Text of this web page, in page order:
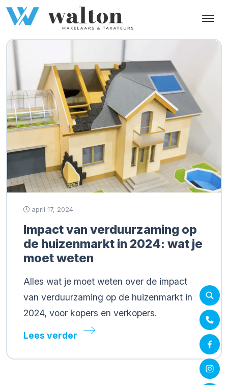
Tag: toekomstbestendige
huizen
april 17, 2024
Impact van verduurzaming op
de huizenmarkt in 2024: wat je
moet weten
Alles wat je moet weten over de impact
van verduurzaming op de huizenmarkt in
2024, voor kopers en verkopers.
Lees verder